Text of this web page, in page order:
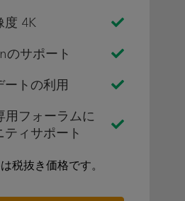
度 4K
のサポート
ートの利用
フォーラムに
ィサポート
税抜き価格です。